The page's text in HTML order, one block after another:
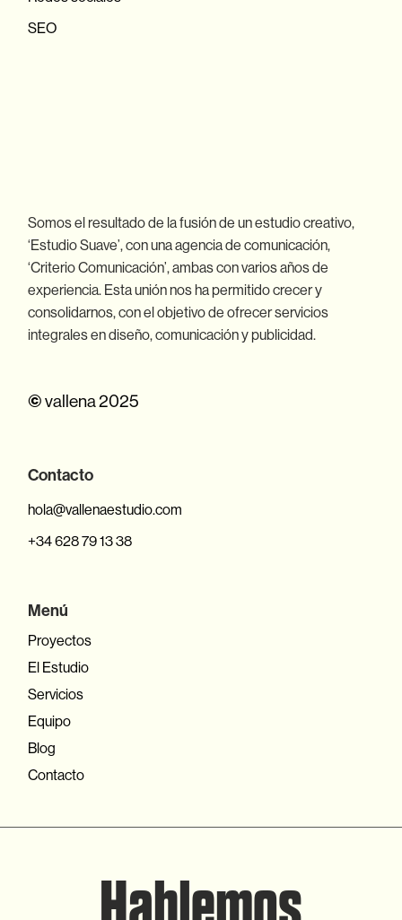
SEO
Somos el resultado de la fusión de un estudio creativo,
‘Estudio Suave’, con una agencia de comunicación,
‘Criterio Comunicación’, ambas con varios años de
experiencia. Esta unión nos ha permitido crecer y
consolidarnos, con el objetivo de ofrecer servicios
integrales en diseño, comunicación y publicidad.
©vallena 2025
Contacto
hola@vallenaestudio.com
+34 628 79 13 38
Menú
Proyectos
El Estudio
Servicios
Equipo
Blog
Contacto